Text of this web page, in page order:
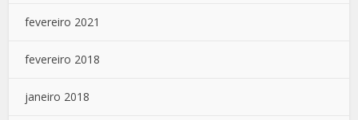
fevereiro 2021
fevereiro 2018
janeiro 2018